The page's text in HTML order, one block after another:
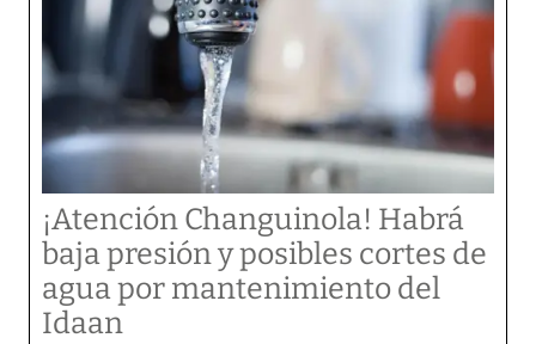
¡Atención Changuinola! Habrá
baja presión y posibles cortes de
agua por mantenimiento del
Idaan